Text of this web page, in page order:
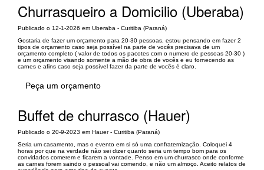
Churrasqueiro a Domicilio (Uberaba)
Publicado o 12-1-2026 em Uberaba - Curitiba (Paraná)
Gostaria de fazer um orçamento para 20-30 pessoas, estou pensando em fazer 2
tipos de orçamento caso seja possível na parte de vocês precisava de um
orçamento completo ( valor de todos os pacotes com o numero de pessoas 20-30 )
e um orçamento visando somente a mão de obra de vocês e eu fornecendo as
carnes e afins caso seja possível fazer da parte de vocês é claro.
Peça um orçamento
Buffet de churrasco (Hauer)
Publicado o 20-9-2023 em Hauer - Curitiba (Paraná)
Seria um casamento, mas o evento em si só uma confraternização. Coloquei 4
horas por que na verdade não sei dizer quanto seria um tempo bom para os
convidados comerem e ficarem a vontade. Penso em um churrasco onde conforme
as carnes forem saindo o pessoal vai comendo, e não um almoço. Aceito relatos de